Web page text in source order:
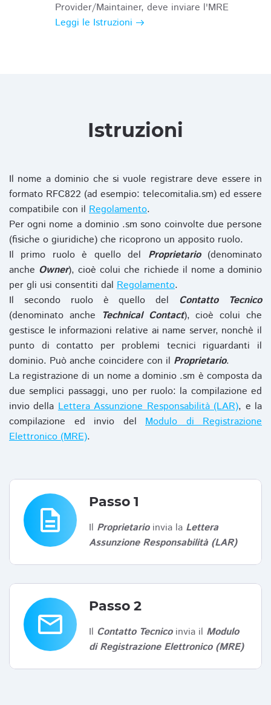
Provider/Maintainer, deve inviare l'MRE
Leggi le Istruzioni
Istruzioni
Il nome a dominio che si vuole registrare deve essere in
formato RFC822 (ad esempio: telecomitalia.sm) ed essere
compatibile con il Regolamento.
Per ogni nome a dominio .sm sono coinvolte due persone
(fisiche o giuridiche) che ricoprono un apposito ruolo.
Il primo ruolo è quello del Proprietario(denominato
anche Owner), cioè colui che richiede il nome a dominio
per gli usi consentiti dal Regolamento.
Il secondo ruolo è quello del Contatto Tecnico
(denominato anche Technical Contact), cioè colui che
gestisce le informazioni relative ai name server, nonchè il
punto di contatto per problemi tecnici riguardanti il
dominio. Può anche coincidere con il Proprietario.
La registrazione di un nome a dominio .sm è composta da
due semplici passaggi, uno per ruolo: la compilazione ed
invio dellaLettera Assunzione Responsabilità (LAR), e la
compilazione ed invio del Modulo di Registrazione
Elettronico (MRE).
description
Passo 1
Il Proprietarioinvia la Lettera
Assunzione Responsabilità (LAR)
email
Passo 2
Il Contatto Tecnicoinvia il Modulo
di Registrazione Elettronico (MRE)